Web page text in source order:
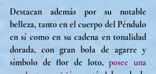
Destacan además por su notable
belleza, tanto en el cuerpo del Péndulo
en sí como en su cadena en tonalidad
dorada, con gran bola de agarre y
símbolo de flor de loto,posee una